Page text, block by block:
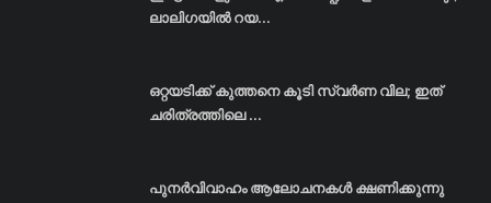
ലാലിഗയില്‍ റയ...
ഒറ്റയടിക്ക് കുത്തനെ കൂടി സ്വര്‍ണ വില; ഇത്
ചരിത്രത്തിലെ ...
പുനർവിവാഹം ആലോചനകൾ ക്ഷണിക്കുന്നു